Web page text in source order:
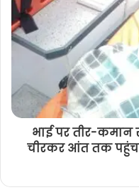
भाई पर तीर-कमान
चीरकर आंत तक पहुंचा